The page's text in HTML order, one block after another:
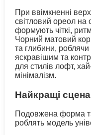
При ввімкненні
світловий ореол на
формують чіткі,
Чорний матовий
та глибини, роблячи
яскравішим та
для стилів лофт,
мінімалізм.
Найкращі
Подовжена форма
роблять модель